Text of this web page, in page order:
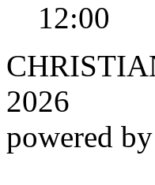
12:00
2026
powered by